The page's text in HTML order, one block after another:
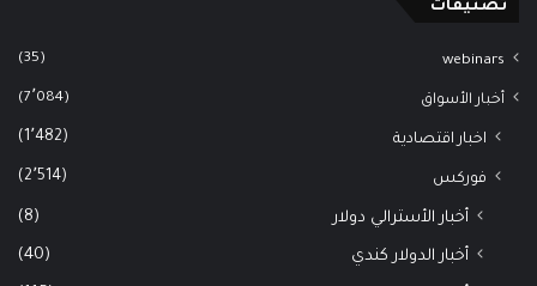
تصنيفات
webinars
(35)
أخبار الأسواق (7٬084)
اخبار اقتصادية (1٬482)
فوركس (2٬514)
أخبار الأسترالي دولار (8)
أخبار الدولار كندي (40)